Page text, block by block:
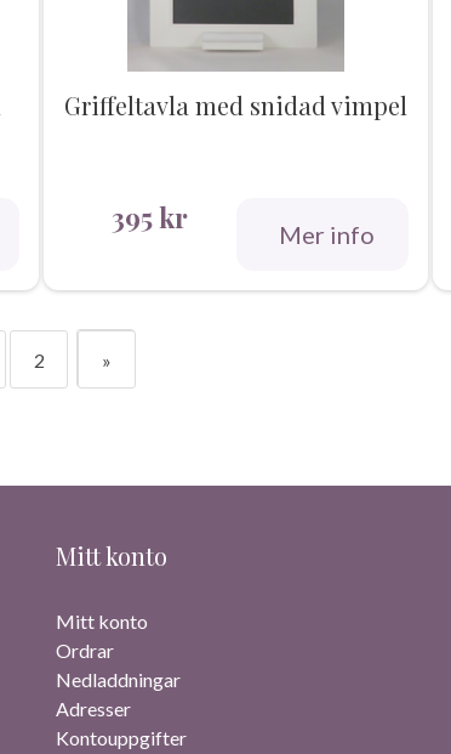
Griffeltavla med snidad vimpel
395kr Mer info
2 »
Mitt konto
Mitt konto
Ordrar
Nedladdningar
Adresser
Kontouppgifter